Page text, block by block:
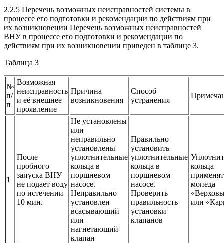
2.2.5 Перечень возможных неисправностей системы в
процессе его подготовки и рекомендации по действиям при
их возникновении Перечень возможных неисправностей
ВНУв процессе его подготовки и рекомендации по
действиям при их возникновении приведен в таблице 3.
Таблица 3
№
п/
п
Возможная
неисправность
и её внешнее
проявление
Причина
возникновения
Способ
устранения
1
После
пробного
запуска ВНУ
не подает воду
по истечении
10 мин.
Не установлены
или
неправильно
установлены
уплотнительные
кольца в
поршневом
насосе.
Неправильно
установлен
всасывающий
или
нагнетающий
клапан
Правильно
установить
уплотнительные
кольца в
поршневом
насосе.
Проверить
правильность
установки
клапанов
кольца
мопеда
или